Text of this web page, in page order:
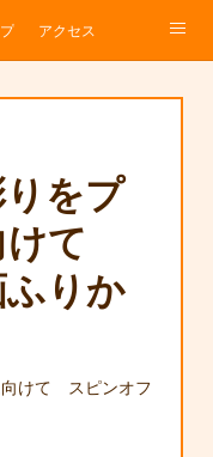
ロジェクト
アクセス
をプ
けて
りか
向けて スピンオフ